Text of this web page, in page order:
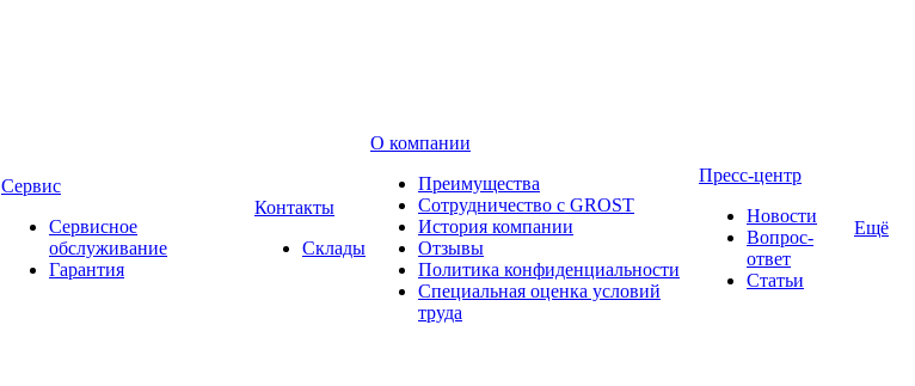
Сервис
Сервисное
обслуживание
Гарантия
Контакты
Склады
О компании
Преимущества
Сотрудничество с GROST
История компании
Отзывы
Политика конфиденциальности
Специальная оценка условий
труда
Пресс-центр
Новости
Вопрос-
ответ
Статьи
Ещё